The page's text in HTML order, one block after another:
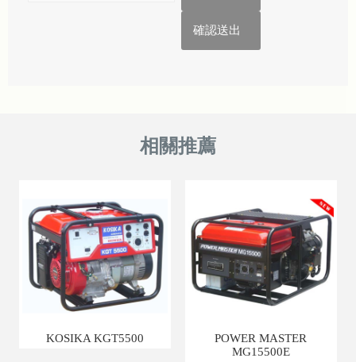
KOSIKA KGT5500
POWER MASTER
MG15500E